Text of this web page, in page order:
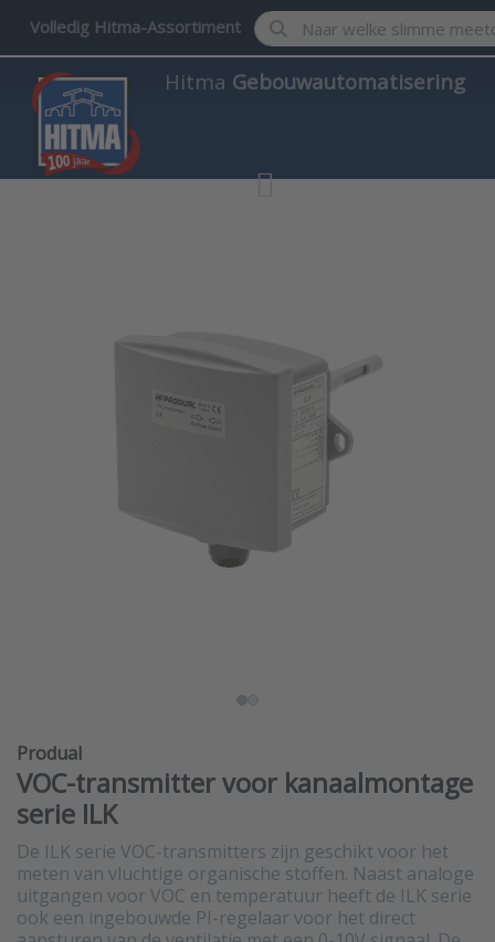
Volledig Hitma-Assortiment Enter a search term.
Hitma Gebouwautomatisering
Produal
VOC-transmitter voor kanaalmontage
serie ILK
De ILK serie VOC-transmitters zijn geschikt voor het
meten van vluchtige organische stoffen. Naast analoge
uitgangen voor VOC en temperatuur heeft de ILK serie
ook een ingebouwde PI-regelaar voor het direct